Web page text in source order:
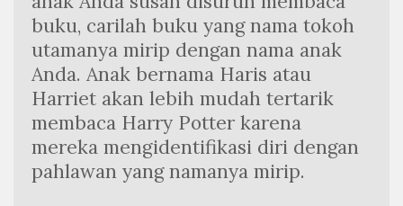
buku, carilah buku yang nama tokoh
utamanya mirip dengan nama anak
Anda. Anak bernama Haris atau
Harriet akan lebih mudah tertarik
membaca Harry Potter karena
mereka mengidentifikasi diri dengan
pahlawan yang namanya mirip.